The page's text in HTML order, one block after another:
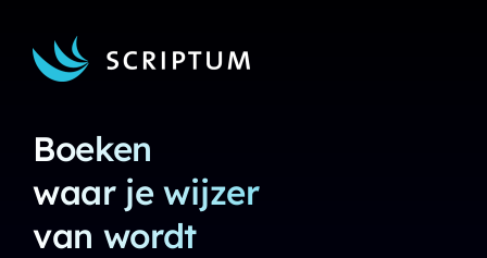
Boeken
waar je wijzer
van wordt